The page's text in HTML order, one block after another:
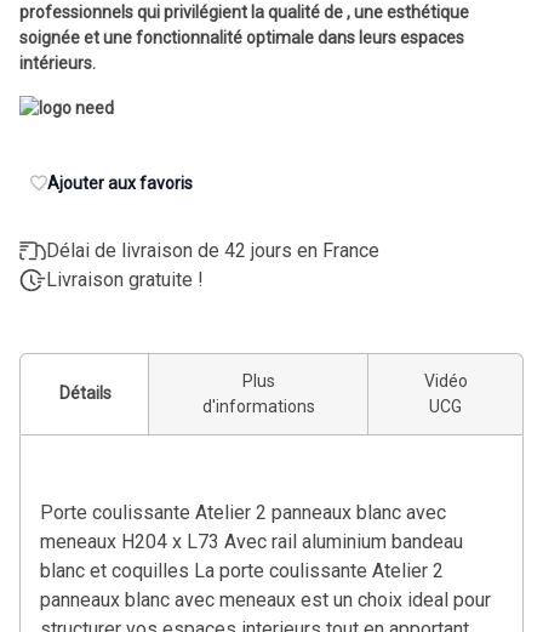
professionnels qui privilégient la qualité de , une esthétique
soignée et une fonctionnalité optimale dans leurs espaces
intérieurs.
Ajouter aux favoris
Délai de livraison de 42 jours en France
Livraison gratuite !
Détails
Plus
d'informations
Vidéo
UCG
Porte coulissante Atelier 2 panneaux blanc avec
meneaux H204 x L73 Avec rail aluminium bandeau
blanc et coquilles La porte coulissante Atelier 2
panneaux blanc avec meneaux est un choix ideal pour